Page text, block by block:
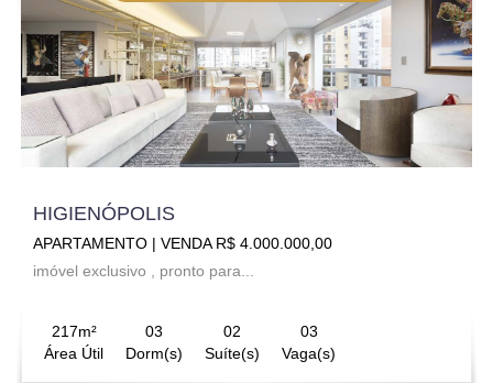
HIGIENÓPOLIS
APARTAMENTO | VENDA R$ 4.000.000,00
imóvel exclusivo , pronto para...
217m²
Área Útil
03
Dorm(s)
02
Suíte(s)
03
Vaga(s)